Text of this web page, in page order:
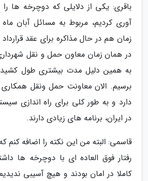
باقری: یکی از دلایلی که دوچرخه ها
آوری کردیم، مربوط به مسائل آبان
زمان هم در حال مذاکره برای عقد
در همان زمان معاون حمل و نقل
به همین دلیل مدت بیشتری طول کشید
برسیم. الان معاونت حمل ونقل همکاری
دارد و به طور کلی برای راه اندازی
در ایران، برنامه های زیادی دارند.
قاسمی: البته من این نکته را اضافه کنم
رفتار فوق العاده ای با دوچرخه ها
کاملا در امان بودند و هیچ آسیبی